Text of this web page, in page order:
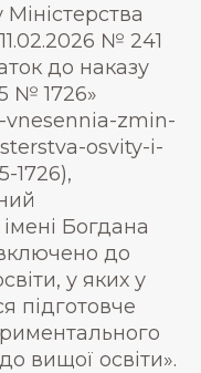
№ 241
до наказу
№ 1726»
vnesennia-zmin-
osvity-i-
1726),
Богдана
до
у яких у
підготовче
вищої освіти».